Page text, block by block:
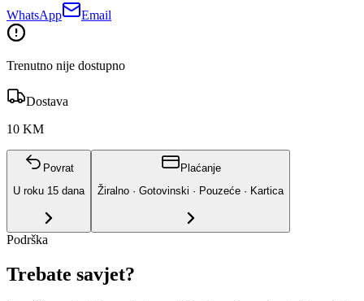
WhatsApp Email
Trenutno nije dostupno
Dostava
10 KM
Povrat
U roku 15 dana
Plaćanje
Žiralno · Gotovinski · Pouzeće · Kartica
Podrška
Trebate savjet?